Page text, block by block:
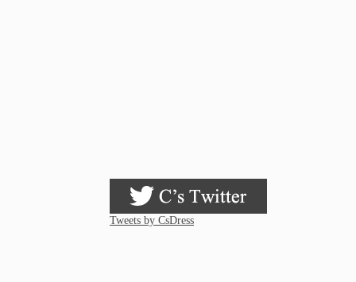
Tweets by CsDress